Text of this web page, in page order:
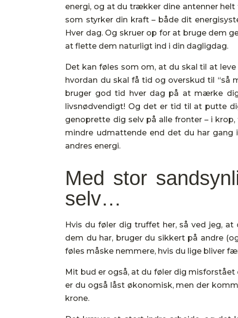
energi, og at du trækker dine antenner
som styrker din kraft – både dit
Hver dag. Og skruer op for at bruge dem
at flette dem naturligt ind i din dagligdag.
Det kan føles som om, at du skal til at
hvordan du skal få tid og overskud til “så
bruger god tid hver dag på at mærke
livsnødvendigt! Og det er tid til at putte
genoprette dig selv på alle fronter – i
mindre udmattende end det du har gang
andres energi.
Med stor
selv…
Hvis du føler dig truffet her, så ved jeg,
dem du har, bruger du sikkert på andre
føles måske nemmere, hvis du lige bliver
Mit bud er også, at du føler dig
er du også låst økonomisk, men der
krone.